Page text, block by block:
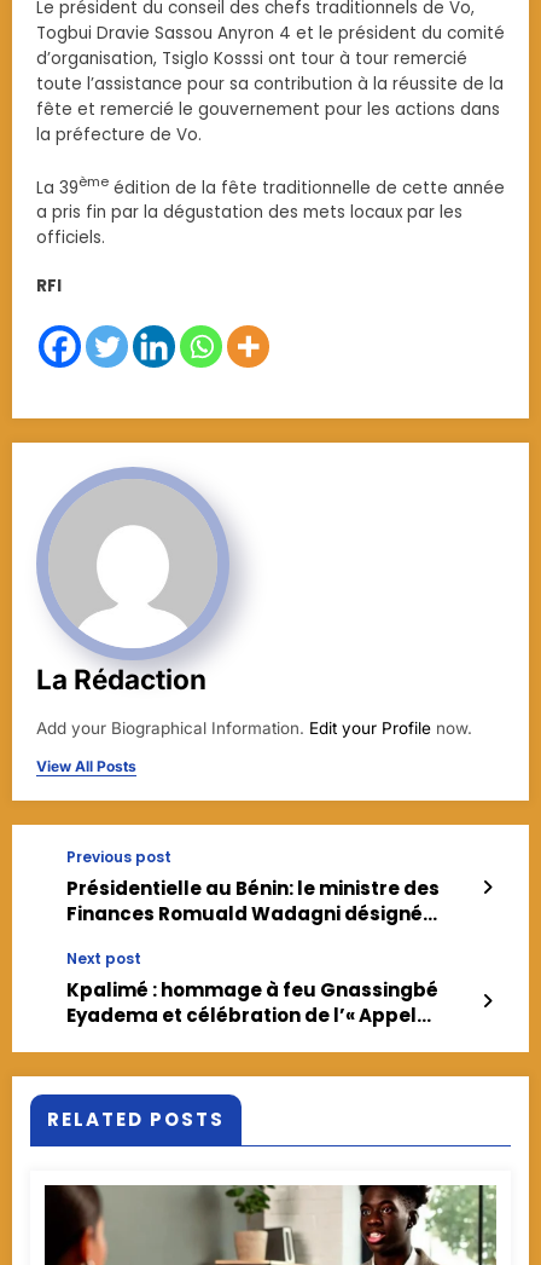
Le président du conseil des chefs traditionnels de Vo,
Togbui Dravie Sassou Anyron 4 et le président du comité
d’organisation, Tsiglo Kosssi ont tour à tour remercié
toute l’assistance pour sa contribution à la réussite de la
fête et remercié le gouvernement pour les actions dans
la préfecture de Vo.
La 39ème édition de la fête traditionnelle de cette année
a pris fin par la dégustation des mets locaux par les
officiels.
RFI
La Rédaction
Add your Biographical Information. Edit your Profile now.
View All Posts
Previous post
Présidentielle au Bénin: le ministre des
Finances Romuald Wadagni désigné
Next post
Kpalimé : hommage à feu Gnassingbé
Eyadema et célébration de l’« Appel
RELATED POSTS